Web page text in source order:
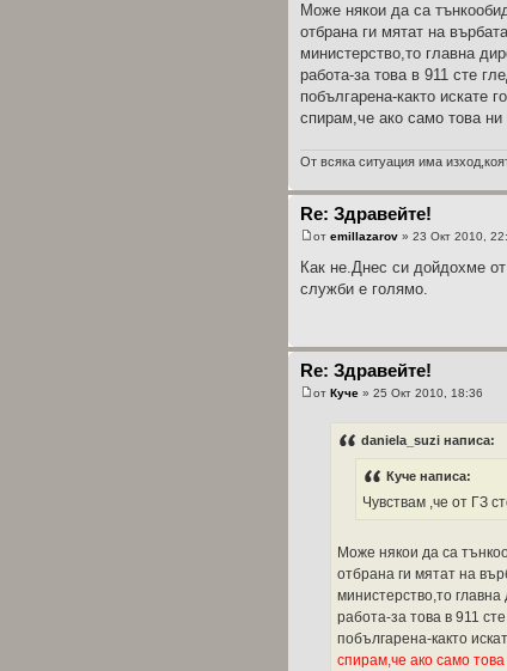
Може някои да са
отбрана ги мятат на
министерство,то главна
работа-за това в 911 сте
побългарена-както искате
спирам,че ако само това
От всяка ситуация има
Re: Здравейте!
от emillazarov » 23 Окт 2010,
Как не.Днес си дойдохме
служби е голямо.
Re: Здравейте!
от Куче » 25 Окт 2010, 18:36
daniela_suzi написа:
Куче написа:
Чувствам ,че от ГЗ
Може някои да са
отбрана ги мятат на
министерство,то
работа-за това в 911
побългарена-както
спирам,че ако само